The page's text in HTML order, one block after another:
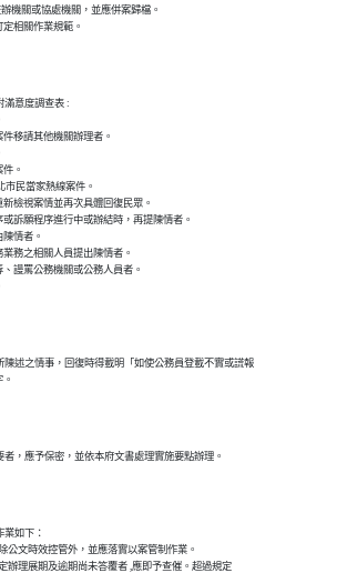
交辦機關或協處機關，並應併案歸檔。
滿意度調查表 :
件移請其他機關辦理者。
件。
市民當家熱線案件。
新檢視案情並再次具體回復民眾。
或訴願程序進行中或辦結時，再提陳情者。
陳情者。
業務之相關人員提出陳情者。
、謾罵公務機關或公務人員者。
述之情事，回復時得載明「如使公務員登載不實或謊報
如下：
除公文時效控管外，並應落實以案管制作業。
定辦理展期及逾期尚未答覆者 ,應即予查催。超過規定